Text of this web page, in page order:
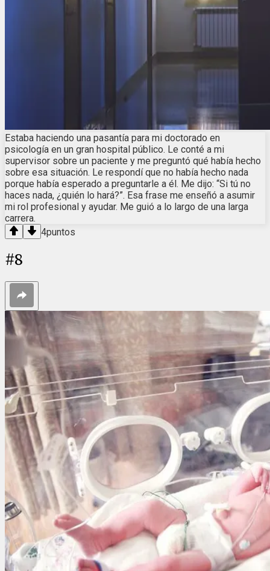
Estaba haciendo una pasantía para mi doctorado en
psicología en un gran hospital público. Le conté a mi
supervisor sobre un paciente y me preguntó qué había hecho
sobre esa situación. Le respondí que no había hecho nada
porque había esperado a preguntarle a él. Me dijo: “Si tú no
haces nada, ¿quién lo hará?”. Esa frase me enseñó a asumir
mi rol profesional y ayudar. Me guió a lo largo de una larga
carrera.
4puntos
#8